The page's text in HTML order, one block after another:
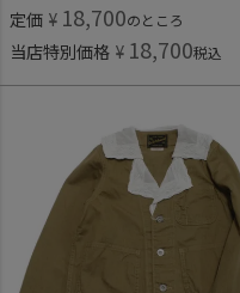
定価 ¥ 18,700のところ
当店特別価格 ¥ 18,700税込